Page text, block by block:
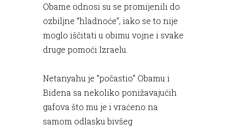
Obame odnosi su se promijenili do
ozbiljne “hladnoće”, iako se to nije
moglo iščitati u obimu vojne i svake
druge pomoći Izraelu.
Netanyahu je “počastio” Obamu i
Bidena sa nekoliko ponižavajućih
gafova što mu je i vraćeno na
samom odlasku bivšeg